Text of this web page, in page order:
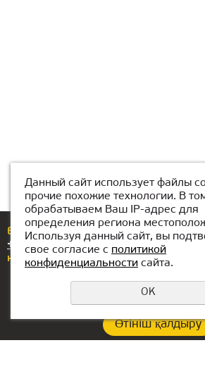
Егер сізде сұрақтар немесе
+7(776)077-31-01нөміріне
немесе бізге жазыңыз
Өтініш қалдыру
Данный сайт использует файлы
прочие похожие технологии. В
обрабатываем Ваш IP-адрес для
определения региона
Используя данный сайт, вы
свое согласие с политикой
конфиденциальности сайта.
OK